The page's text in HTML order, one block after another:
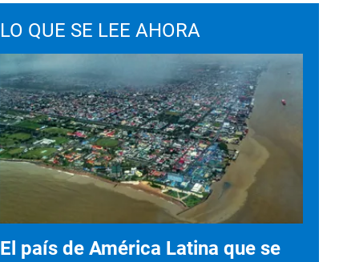
LO QUE SE LEE AHORA
El país de América Latina que se